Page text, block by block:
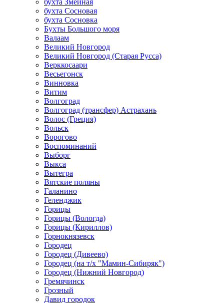
бухта Змеиная
бухта Сосновая
бухта Сосновка
Бухты Большого моря
Валаам
Великий Новгород
Великий Новгород (Старая Русса)
Верккосаари
Весьегонск
Винновка
Витим
Волгоград
Волгоград (трансфер) Астрахань
Волос (Греция)
Вольск
Ворогово
Воспоминаний
Выборг
Выкса
Вытегра
Вятские поляны
Галанино
Геленджик
Горицы
Горицы (Вологда)
Горицы (Кириллов)
Горнокнязевск
Городец
Городец (Дивеево)
Городец (на т/х "Мамин-Сибиряк")
Городец (Нижний Новгород)
Гремячинск
Грозный
Давид городок